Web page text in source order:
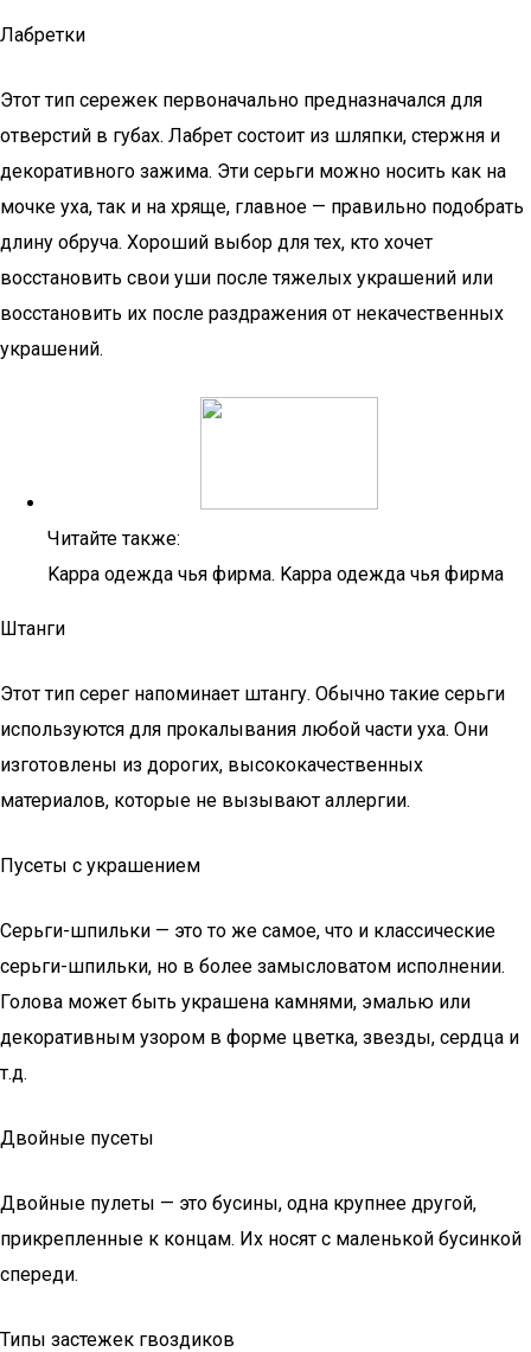
Лабретки
Этот тип сережек первоначально предназначался для
отверстий в губах. Лабрет состоит из шляпки, стержня и
декоративного зажима. Эти серьги можно носить как на
мочке уха, так и на хряще, главное — правильно подобрать
длину обруча. Хороший выбор для тех, кто хочет
восстановить свои уши после тяжелых украшений или
восстановить их после раздражения от некачественных
украшений.
Читайте также:
Kappa одежда чья фирма. Kappa одежда чья фирма
Штанги
Этот тип серег напоминает штангу. Обычно такие серьги
используются для прокалывания любой части уха. Они
изготовлены из дорогих, высококачественных
материалов, которые не вызывают аллергии.
Пусеты с украшением
Серьги-шпильки — это то же самое, что и классические
серьги-шпильки, но в более замысловатом исполнении.
Голова может быть украшена камнями, эмалью или
декоративным узором в форме цветка, звезды, сердца и
т.д.
Двойные пусеты
Двойные пулеты — это бусины, одна крупнее другой,
прикрепленные к концам. Их носят с маленькой бусинкой
спереди.
Типы застежек гвоздиков